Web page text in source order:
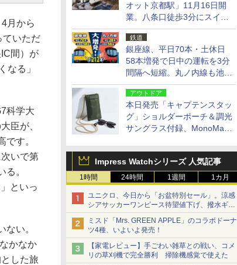
オット京都駅」11月16日開
業。八条口徒歩3分にスイー
ト含む全270室、ダイニング
も併設
鉄道
銀座線、平日70本・土休日
58本増発で日中の運転を3分
間隔へ短縮。丸ノ内線も池袋
～中野坂上を4分間隔に
アウトドア
本日発売「キャプテンスタッ
グ」ショルダーポーチ＆調光
サングラス付録、MonoMax
Impress Watchシリーズ 人気記事
1時間 24時間 1週間 1カ月
ユニクロ、今日から「お盆特別セール」。涼感
シアサッカーワンピース待望値下げ、撥水ギア
ショーツは1990円に
ミスド「Mrs. GREEN APPLE」のコラボドーナ
ツ4種、いよいよ発売！
【家電レビュー】手ごわい雑草との戦い、コメ
リの草刈機で完全勝利 掃除機感覚で使えた
月から
ていただ
間）が
なる」
科学大
臣が、
す。
いで第
。
といっ
い。
かなか
した旅